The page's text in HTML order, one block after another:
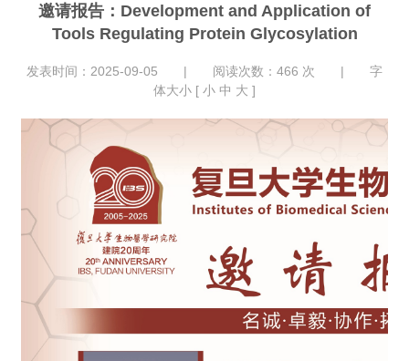
邀请报告：Development and Application of
Tools Regulating Protein Glycosylation
发表时间：2025-09-05 | 阅读次数： 466 次 | 字
体大小 [ 小 中 大 ]